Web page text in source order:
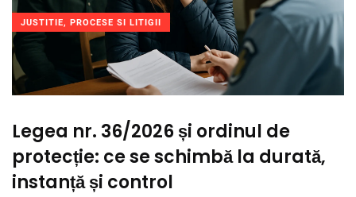
JUSTITIE, PROCESE SI LITIGII
Legea nr. 36/2026 și ordinul de
protecție: ce se schimbă la durată,
instanță și control